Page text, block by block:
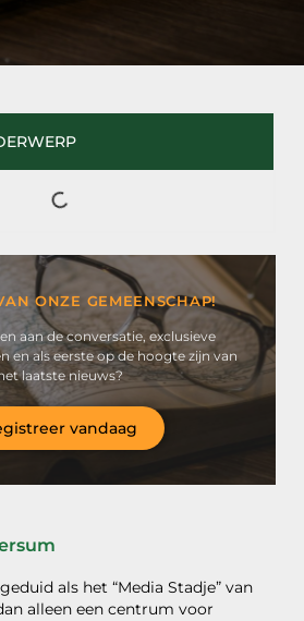
als het “Media Stadje” van
alleen een centrum voor
ONZE GEMEENSCHAP!
aan de conversatie, exclusieve
en als eerste op de hoogte zijn van
laatste nieuws?
vandaag